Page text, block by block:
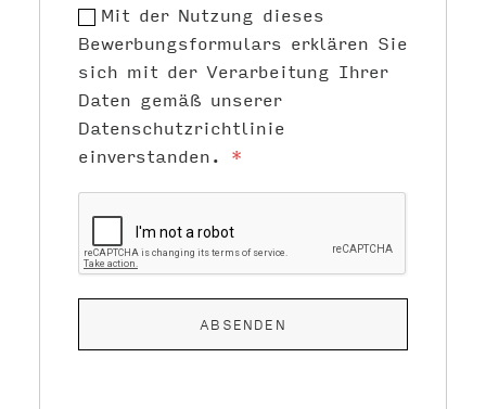
Mit der Nutzung dieses
Bewerbungsformulars erklären Sie
sich mit der Verarbeitung Ihrer
Daten gemäß unserer
Datenschutzrichtlinie
einverstanden. *